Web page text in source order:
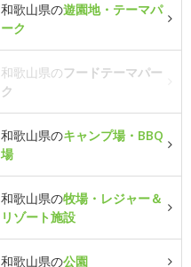
和歌山県の遊園地・テーマパ
ーク
和歌山県のフードテーマパー
ク
和歌山県のキャンプ場・BBQ
場
和歌山県の牧場・レジャー＆
リゾート施設
和歌山県の公園